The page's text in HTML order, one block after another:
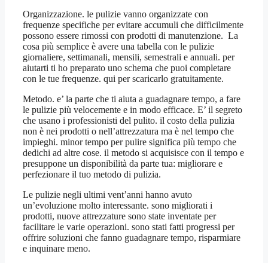
Organizzazione. le pulizie vanno organizzate con
frequenze specifiche per evitare accumuli che difficilmente
possono essere rimossi con prodotti di manutenzione. La
cosa più semplice è avere una tabella con le pulizie
giornaliere, settimanali, mensili, semestrali e annuali. per
aiutarti ti ho preparato uno schema che puoi completare
con le tue frequenze. qui per scaricarlo gratuitamente.
Metodo. e’ la parte che ti aiuta a guadagnare tempo, a fare
le pulizie più velocemente e in modo efficace. E’ il segreto
che usano i professionisti del pulito. il costo della pulizia
non è nei prodotti o nell’attrezzatura ma è nel tempo che
impieghi. minor tempo per pulire significa più tempo che
dedichi ad altre cose. il metodo si acquisisce con il tempo e
presuppone un disponibilità da parte tua: migliorare e
perfezionare il tuo metodo di pulizia.
Le pulizie negli ultimi vent’anni hanno avuto
un’evoluzione molto interessante. sono migliorati i
prodotti, nuove attrezzature sono state inventate per
facilitare le varie operazioni. sono stati fatti progressi per
offrire soluzioni che fanno guadagnare tempo, risparmiare
e inquinare meno.